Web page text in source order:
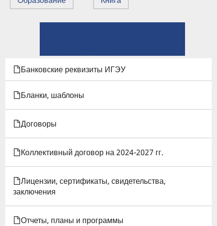
КНИГИ
ДЛЯ
ПРАВИЛА
ВНУТРЕННЕГО
РАСПОРЯДКА
ОБУЧАЮЩИХСЯ
Банковские реквизиты ИГЭУ
Бланки, шаблоны
Договоры
Коллективный договор на 2024-2027 гг.
Лицензии, сертификаты, свидетельства,
заключения
Отчеты, планы и программы